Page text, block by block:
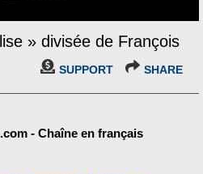
» divisée de François
SUPPORT SHARE
- Chaîne en français